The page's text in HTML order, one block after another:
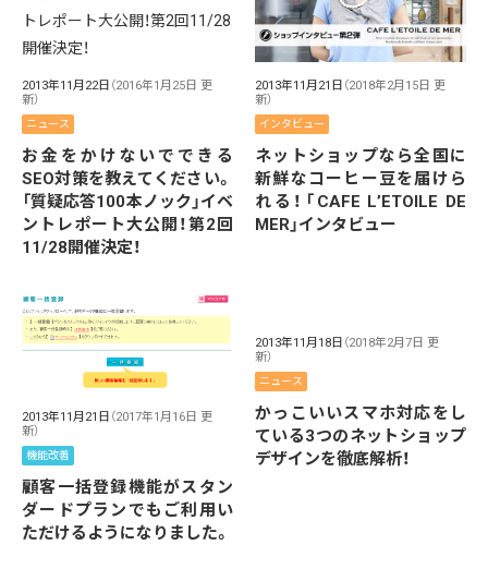
2013年11月22日 （2016年1月25日 更
新）
ニュース
お金をかけないでできる
SEO対策を教えてください。
「質疑応答100本ノック」イベ
ントレポート大公開！第2回
11/28開催決定！
2013年11月21日 （2018年2月15日 更
新）
インタビュー
ネットショップなら全国に
新鮮なコーヒー豆を届けら
れる！「CAFE L’ETOILE DE
MER」インタビュー
2013年11月21日 （2017年1月16日 更
新）
機能改善
顧客一括登録機能がスタン
ダードプランでもご利用い
ただけるようになりました。
2013年11月18日 （2018年2月7日 更
新）
ニュース
かっこいいスマホ対応をし
ている3つのネットショップ
デザインを徹底解析！